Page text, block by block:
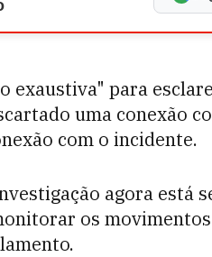
para
uma conexão
com o incidente.
agora está
os